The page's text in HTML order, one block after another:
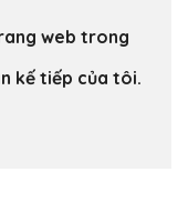
web trong
kế tiếp của tôi.